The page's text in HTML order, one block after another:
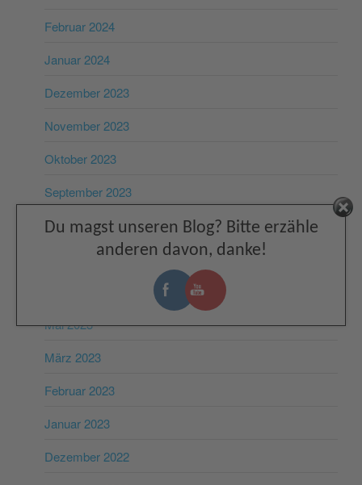
Februar 2024
Januar 2024
Dezember 2023
November 2023
Oktober 2023
September 2023
August 2023
Mai 2023
März 2023
Februar 2023
Januar 2023
Dezember 2022
Du magst unseren Blog? Bitte erzähle
anderen davon, danke!
Facebook